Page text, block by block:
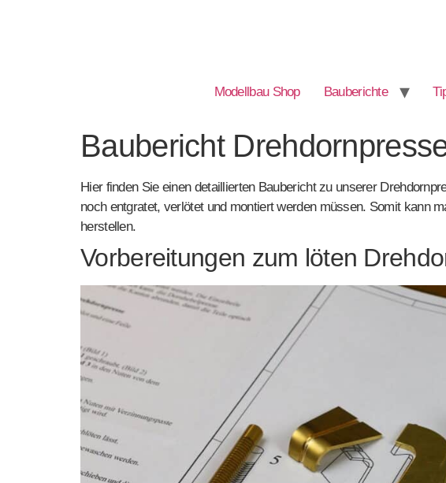
Modellbau Shop Bauberichte
Baubericht
Hier finden Sie einen detaillierten Baubericht zu unserer
noch entgratet, verlötet und montiert werden müssen. Somit kann
herstellen.
Vorbereitungen zum löten